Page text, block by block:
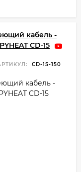
кабель -
CD-15
CD-15-150
кабель -
CD-15